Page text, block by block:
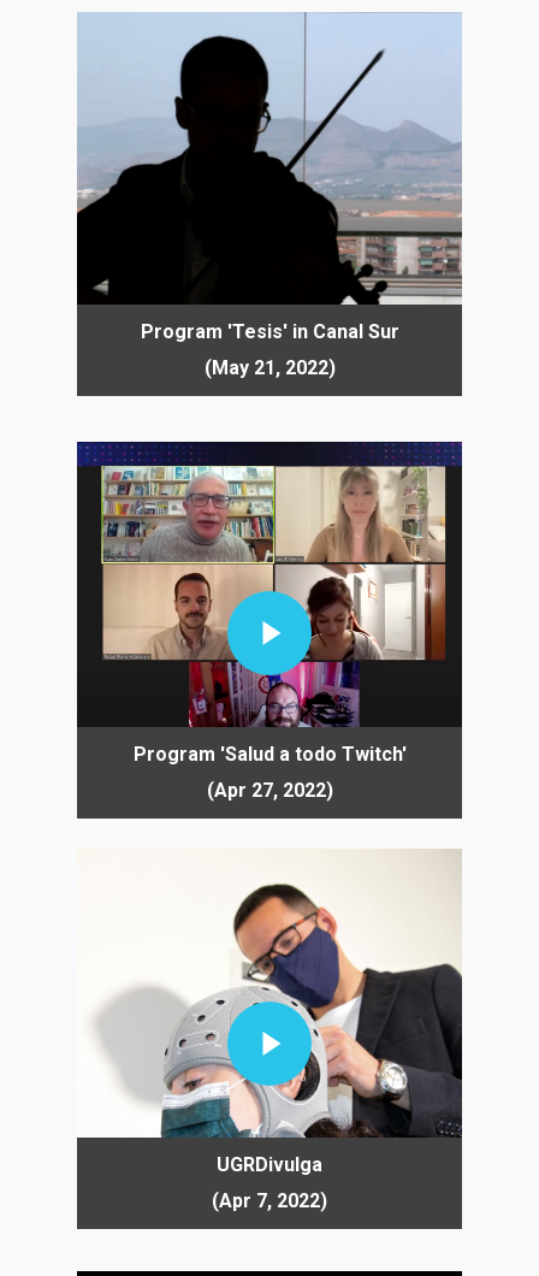
Program 'Tesis' in Canal Sur
(May 21, 2022)
Play Video
Program 'Salud a todo Twitch'
(Apr 27, 2022)
Play Video
UGRDivulga
(Apr 7, 2022)